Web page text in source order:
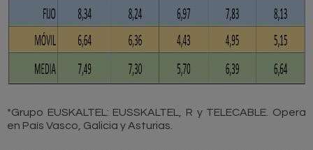
*Grupo EUSKALTEL: EUSSKALTEL, R y TELECABLE. Opera
en País Vasco, Galicia y Asturias.